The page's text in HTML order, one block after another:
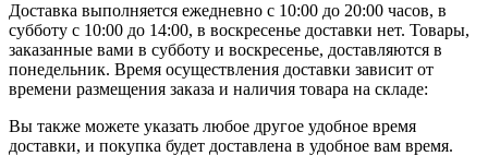
Доставка выполняется ежедневно с 10:00 до 20:00 часов, в
субботу с 10:00 до 14:00, в воскресенье доставки нет. Товары,
заказанные вами в субботу и воскресенье, доставляются в
понедельник. Время осуществления доставки зависит от
времени размещения заказа и наличия товара на складе:
Вы также можете указать любое другое удобное время
доставки, и покупка будет доставлена в удобное вам время.